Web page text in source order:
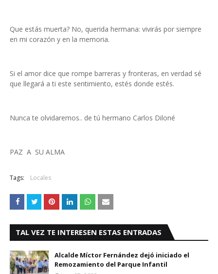
Que estás muerta? No, querida hermana: vivirás por siempre
en mi corazón y en la memoria.
Si el amor dice que rompe barreras y fronteras, en verdad sé
que llegará a ti este sentimiento, estés donde estés.
Nunca te olvidaremos.. de tú hermano Carlos Diloné
PAZ A SU ALMA
Tags: Locales
TAL VEZ TE INTERESEN ESTAS ENTRADAS
Alcalde Míctor Fernández dejó iniciado el
Remozamiento del Parque Infantil